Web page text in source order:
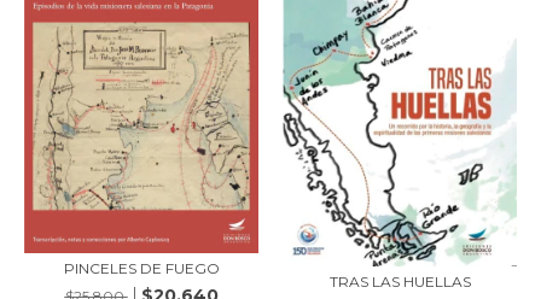
PINCELES DE FUEGO
$25.800
TRAS LAS HUELLAS